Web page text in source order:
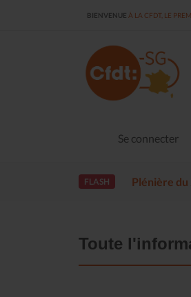
BIENVENUE À LA CFDT, LE
Se connecter
FLASH Plénière du
Toute